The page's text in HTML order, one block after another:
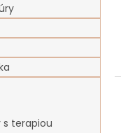
s terapiou